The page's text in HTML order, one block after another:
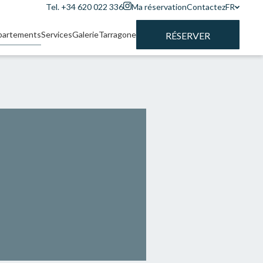
Tel. +34 620 022 336 Ma réservationContactezFR
ServicesGalerieTarragone RÉSERVER